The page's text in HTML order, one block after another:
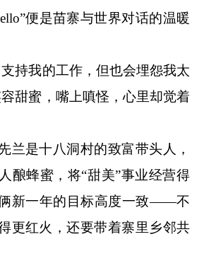
便是苗寨与世界对话的温暖
我的工作，但也会埋怨我太
甜蜜，嘴上嗔怪，心里却觉着
是十八洞村的致富带头人，
酿蜂蜜，将“甜美”事业经营得
新一年的目标高度一致——不
更红火，还要带着寨里乡邻共